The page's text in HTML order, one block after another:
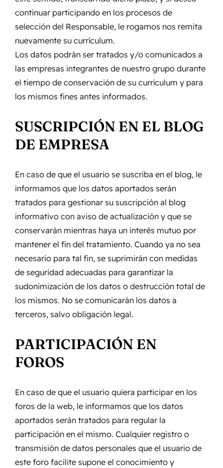
continuar participando en los procesos de
selección del Responsable, le rogamos nos remita
nuevamente su currículum.
Los datos podrán ser tratados y/o comunicados a
las empresas integrantes de nuestro grupo durante
el tiempo de conservación de su currículum y para
los mismos fines antes informados.
SUSCRIPCIÓN EN EL BLOG
DE EMPRESA
En caso de que el usuario se suscriba en el blog, le
informamos que los datos aportados serán
tratados para gestionar su suscripción al blog
informativo con aviso de actualización y que se
conservarán mientras haya un interés mutuo por
mantener el fin del tratamiento. Cuando ya no sea
necesario para tal fin, se suprimirán con medidas
de seguridad adecuadas para garantizar la
sudonimización de los datos o destrucción total de
los mismos. No se comunicarán los datos a
terceros, salvo obligación legal.
PARTICIPACIÓN EN
FOROS
En caso de que el usuario quiera participar en los
foros de la web, le informamos que los datos
aportados serán tratados para regular la
participación en el mismo. Cualquier registro o
transmisión de datos personales que el usuario de
este foro facilite supone el conocimiento y